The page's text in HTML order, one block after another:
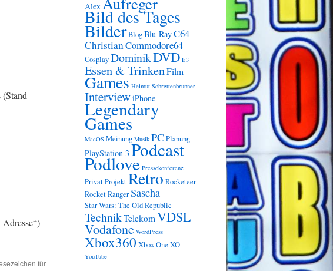
für
Alex
Bild des Tages
BilderBlogBlu-RayC64
ChristianCommodore64
CosplayDominikDVD E3
Essen & TrinkenFilm
Games Helmut Schrettenbrunner
InterviewiPhone
Legendary
Games
MacOS Meinung Musik PCPlanung
PlayStation 3Podcast
Podlove Pressekonferenz
PrivatProjektRetro Rocketeer
Rocket RangerSascha
Star Wars: The Old Republic
TechnikTelekomVDSL
Vodafone WordPress
Xbox360 Xbox One XO
YouTube